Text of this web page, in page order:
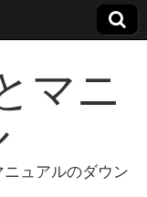
マニ
ュアルのダウン